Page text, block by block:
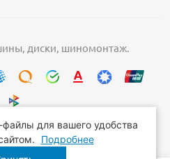
диски, шиномонтаж.
для вашего удобства
Подробнее